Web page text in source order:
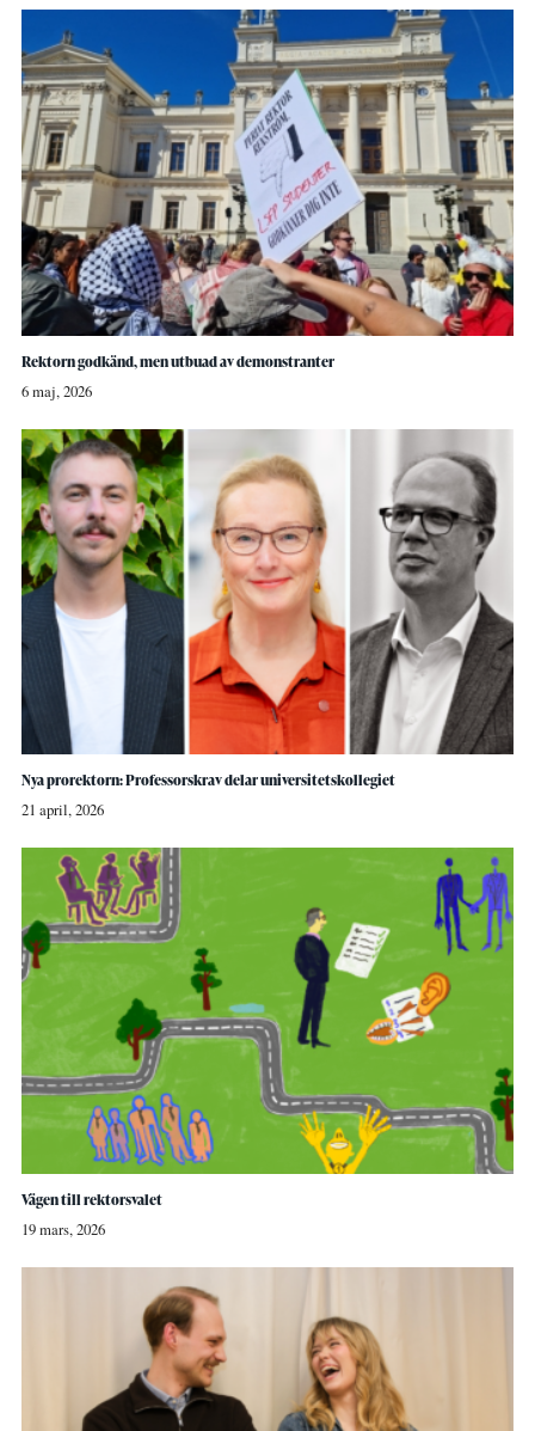
Rektorn godkänd, men utbuad av demonstranter
6 maj, 2026
Nya prorektorn: Professorskrav delar universitetskollegiet
21 april, 2026
Vägen till rektorsvalet
19 mars, 2026